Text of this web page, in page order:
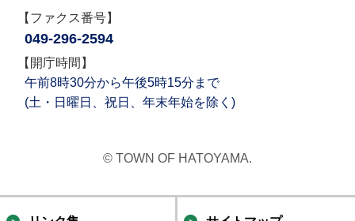
【ファクス番号】
049-296-2594
【開庁時間】
午前8時30分から午後5時15分まで
(土・日曜日、祝日、年末年始を除く)
© TOWN OF HATOYAMA.